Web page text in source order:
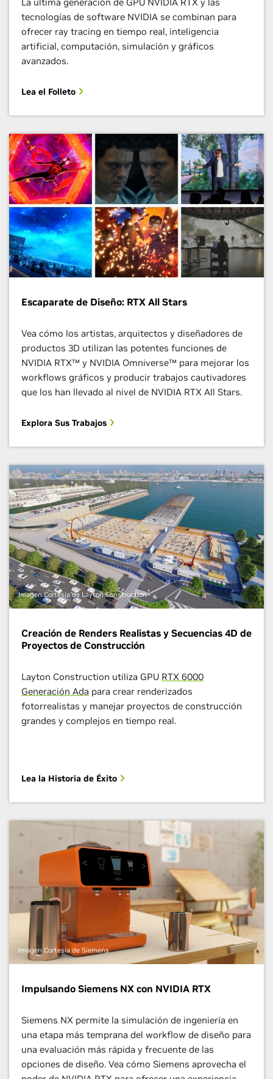
tecnologías de software NVIDIA se combinan para
ofrecer ray tracing en tiempo real, inteligencia
artificial, computación, simulación y gráficos
avanzados.
Lea el Folleto
Escaparate de Diseño: RTX All Stars
Vea cómo los artistas, arquitectos y diseñadores de
productos 3D utilizan las potentes funciones de
NVIDIA RTX™ y NVIDIA Omniverse™ para mejorar los
workflows gráficos y producir trabajos cautivadores
que los han llevado al nivel de NVIDIA RTX All Stars.
Explora Sus Trabajos
Imagen Cortesía de Layton Construction
Creación de Renders Realistas y Secuencias 4D de
Proyectos de Construcción ​
Layton Construction utiliza GPU RTX 6000
Generación Ada para crear renderizados
fotorrealistas y manejar proyectos de construcción
grandes y complejos en tiempo real.
Lea la Historia de Éxito
Imagen Cortesía de Siemens
Impulsando Siemens NX con NVIDIA RTX
Siemens NX permite la simulación de ingeniería en
una etapa más temprana del workflow de diseño para
una evaluación más rápida y frecuente de las
opciones de diseño. Vea cómo Siemens aprovecha el